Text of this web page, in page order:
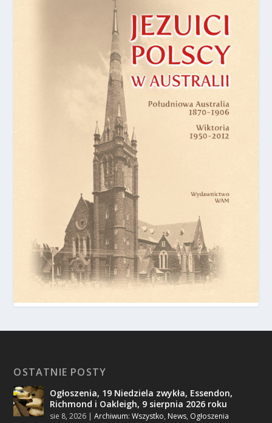
OSTATNIE POSTY
Ogłoszenia, 19 Niedziela zwykła, Essendon,
Richmond i Oakleigh, 9 sierpnia 2026 roku
sie 8, 2026 |Archiwum: Wszystko, News, Ogłoszenia